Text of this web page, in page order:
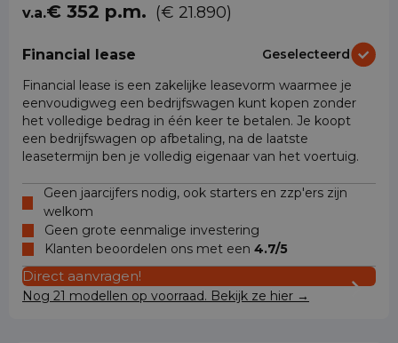
v.a.€ 352 p.m. (€ 21.890)
Financial lease
Geselecteerd
Financial lease is een zakelijke leasevorm waarmee je
eenvoudigweg een bedrijfswagen kunt kopen zonder
het volledige bedrag in één keer te betalen. Je koopt
een bedrijfswagen op afbetaling, na de laatste
leasetermijn ben je volledig eigenaar van het voertuig.
Geen jaarcijfers nodig, ook starters en zzp'ers zijn
welkom
Geen grote eenmalige investering
Klanten beoordelen ons met een 4.7/5
Direct aanvragen!
Nog 21 modellen op voorraad. Bekijk ze hier →